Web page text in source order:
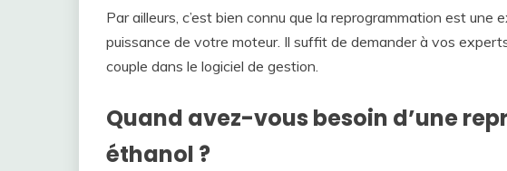
Par ailleurs, c’est bien connu que la reprogrammation est une
puissance de votre moteur. Il suffit de demander à vos
couple dans le logiciel de gestion.
Quand avez-vous besoin d’une
éthanol ?